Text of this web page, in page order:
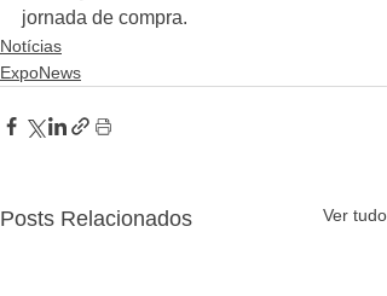
jornada de compra.
Notícias
ExpoNews
Posts Relacionados Ver tudo